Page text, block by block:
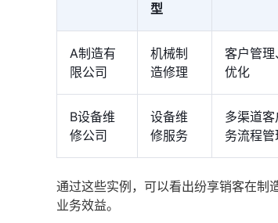
型
A制造有
限公司
机械制
造修理
客户管
优化
B设备维
修公司
设备维
修服务
多渠道
务流程管
通过这些实例，可以看出纷享销客在制
业务效益。